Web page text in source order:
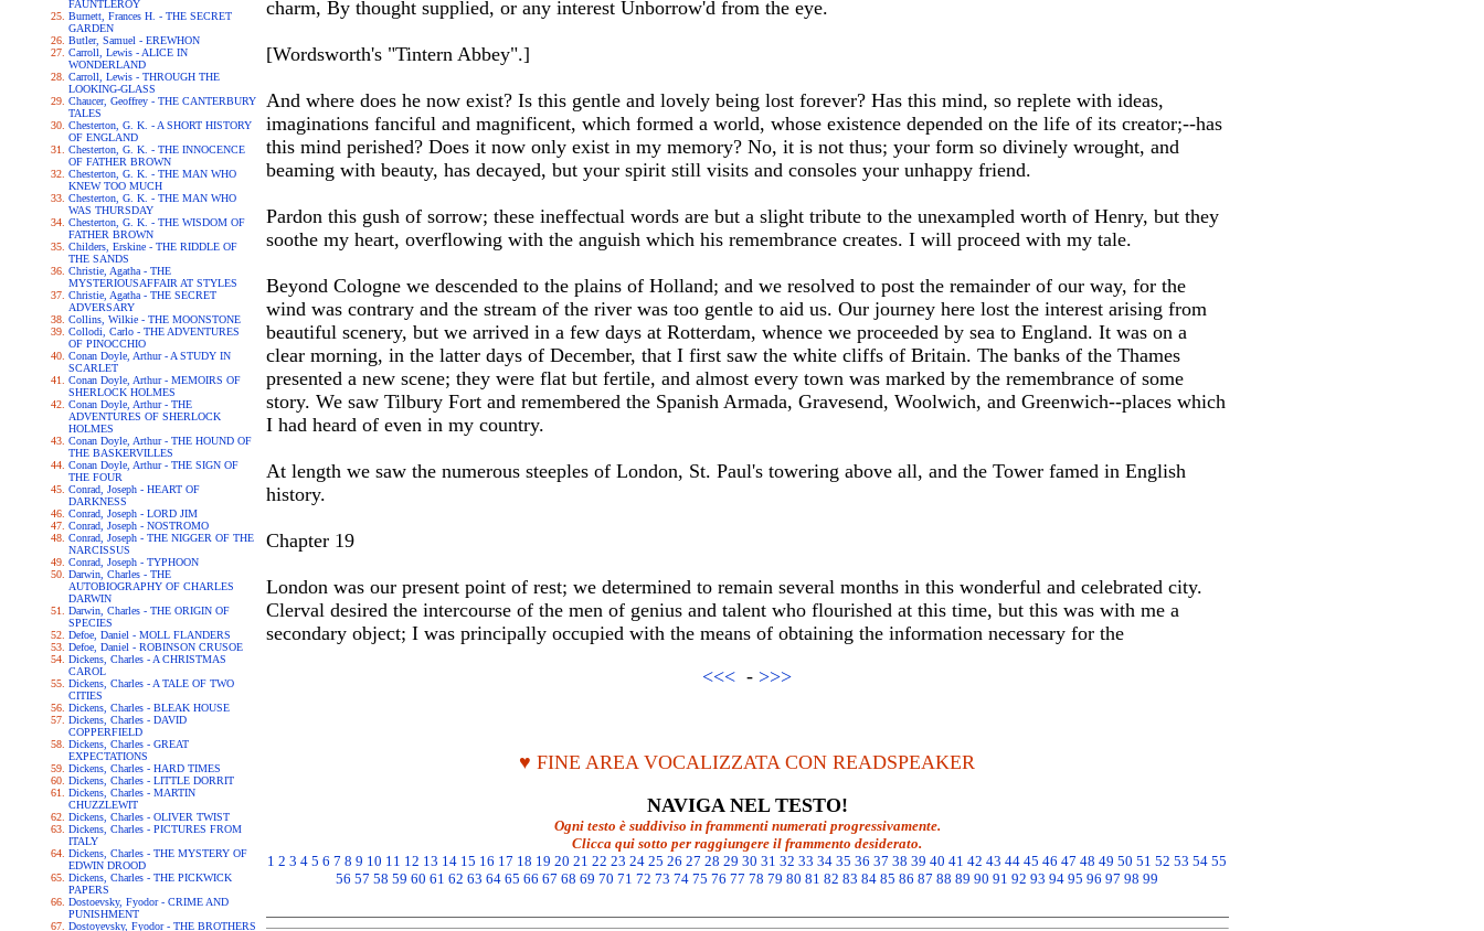
FAUNTLEROY
Burnett, Frances H. - THE SECRET
GARDEN
Butler, Samuel - EREWHON
Carroll, Lewis - ALICE IN
WONDERLAND
Carroll, Lewis - THROUGH THE
LOOKING-GLASS
Chaucer, Geoffrey - THE CANTERBURY
TALES
Chesterton, G. K. - A SHORT HISTORY
OF ENGLAND
Chesterton, G. K. - THE INNOCENCE
OF FATHER BROWN
Chesterton, G. K. - THE MAN WHO
KNEW TOO MUCH
Chesterton, G. K. - THE MAN WHO
WAS THURSDAY
Chesterton, G. K. - THE WISDOM OF
FATHER BROWN
Childers, Erskine - THE RIDDLE OF
THE SANDS
Christie, Agatha - THE
MYSTERIOUSAFFAIR AT STYLES
Christie, Agatha - THE SECRET
ADVERSARY
Collins, Wilkie - THE MOONSTONE
Collodi, Carlo - THE ADVENTURES
OF PINOCCHIO
Conan Doyle, Arthur - A STUDY IN
SCARLET
Conan Doyle, Arthur - MEMOIRS OF
SHERLOCK HOLMES
Conan Doyle, Arthur - THE
ADVENTURES OF SHERLOCK
HOLMES
Conan Doyle, Arthur - THE HOUND OF
THE BASKERVILLES
Conan Doyle, Arthur - THE SIGN OF
THE FOUR
Conrad, Joseph - HEART OF
DARKNESS
Conrad, Joseph - LORD JIM
Conrad, Joseph - NOSTROMO
Conrad, Joseph - THE NIGGER OF THE
NARCISSUS
Conrad, Joseph - TYPHOON
Darwin, Charles - THE
AUTOBIOGRAPHY OF CHARLES
DARWIN
Darwin, Charles - THE ORIGIN OF
SPECIES
Defoe, Daniel - MOLL FLANDERS
Defoe, Daniel - ROBINSON CRUSOE
Dickens, Charles - A CHRISTMAS
CAROL
Dickens, Charles - A TALE OF TWO
CITIES
Dickens, Charles - BLEAK HOUSE
Dickens, Charles - DAVID
COPPERFIELD
Dickens, Charles - GREAT
EXPECTATIONS
Dickens, Charles - HARD TIMES
Dickens, Charles - LITTLE DORRIT
Dickens, Charles - MARTIN
CHUZZLEWIT
Dickens, Charles - OLIVER TWIST
Dickens, Charles - PICTURES FROM
ITALY
Dickens, Charles - THE MYSTERY OF
EDWIN DROOD
Dickens, Charles - THE PICKWICK
PAPERS
Dostoevsky, Fyodor - CRIME AND
PUNISHMENT
Dostoyevsky, Fyodor - THE BROTHERS
charm, By thought supplied, or any interest Unborrow'd from the eye.
[Wordsworth's "Tintern Abbey".]
And where does he now exist? Is this gentle and lovely being lost forever? Has this mind, so replete with ideas,
imaginations fanciful and magnificent, which formed a world, whose existence depended on the life of its creator;--has
this mind perished? Does it now only exist in my memory? No, it is not thus; your form so divinely wrought, and
beaming with beauty, has decayed, but your spirit still visits and consoles your unhappy friend.
Pardon this gush of sorrow; these ineffectual words are but a slight tribute to the unexampled worth of Henry, but they
soothe my heart, overflowing with the anguish which his remembrance creates. I will proceed with my tale.
Beyond Cologne we descended to the plains of Holland; and we resolved to post the remainder of our way, for the
wind was contrary and the stream of the river was too gentle to aid us. Our journey here lost the interest arising from
beautiful scenery, but we arrived in a few days at Rotterdam, whence we proceeded by sea to England. It was on a
clear morning, in the latter days of December, that I first saw the white cliffs of Britain. The banks of the Thames
presented a new scene; they were flat but fertile, and almost every town was marked by the remembrance of some
story. We saw Tilbury Fort and remembered the Spanish Armada, Gravesend, Woolwich, and Greenwich--places which
I had heard of even in my country.
At length we saw the numerous steeples of London, St. Paul's towering above all, and the Tower famed in English
history.
Chapter 19
London was our present point of rest; we determined to remain several months in this wonderful and celebrated city.
Clerval desired the intercourse of the men of genius and talent who flourished at this time, but this was with me a
secondary object; I was principally occupied with the means of obtaining the information necessary for the
<<< - >>>
♥ FINE AREA VOCALIZZATA CON READSPEAKER
NAVIGA NEL TESTO!
Ogni testo è suddiviso in frammenti numerati progressivamente.
Clicca qui sotto per raggiungere il frammento desiderato.
1 2 3 4 5 6 7 8 9 10 11 12 13 14 15 16 17 18 19 20 21 22 23 24 25 26 27 28 29 30 31 32 33 34 35 36 37 38 39 40 41 42 43 44 45 46 47 48 49 50 51 52 53 54 55
56 57 58 59 60 61 62 63 64 65 66 67 68 69 70 71 72 73 74 75 76 77 78 79 80 81 82 83 84 85 86 87 88 89 90 91 92 93 94 95 96 97 98 99